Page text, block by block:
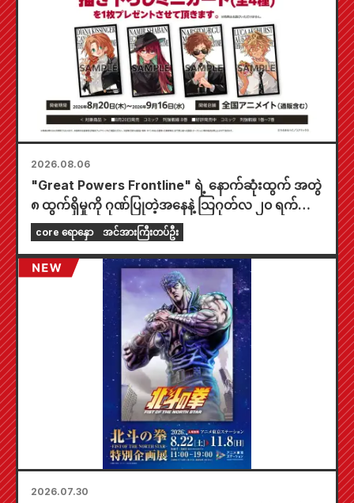
2026.08.06
"Great Powers Frontline" ရဲ့ နောက်ဆုံးထွက် အတွဲ
၈ ထွက်ရှိမှုကို ဂုဏ်ပြုတဲ့အနေနဲ့ သြဂုတ်လ ၂၀ ရက်နေ့
ကစပြီး တစ်နိုင်ငံလုံးက Animate ဆိုင်တွေမှာ အချိန်
အကန့်အသတ်နဲ့ ပြပွဲတစ်ခု ကျင်းပသွားမှာဖြစ်ပြီး အထူး
ကံစမ်းမဲဖောက်ထားတဲ့ mini card (စုစုပေါင်း အမျိုး
အစား ၄ မျိုး) ကို ရရှိနိုင်မှာပါ။
core ရောနှော အင်အားကြီးတပ်ဦး
2026.07.30